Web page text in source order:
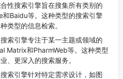
性搜索引擎旨在搜集所有类别的
和Baidu等。这种类型的搜索引擎
类型的信息检索。
索引擎专注于某一主题或领域的
Matrix和PharmWeb等。这种类型
、更深入的搜索服务。
索引擎针对特定需求设计，如图